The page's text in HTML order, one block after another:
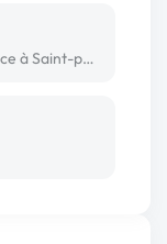
Développeur back-end freelance à Saint-paul en chablais